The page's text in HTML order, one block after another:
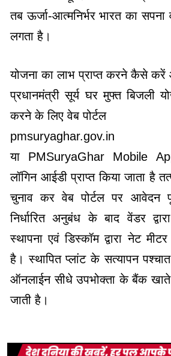
तब ऊर्जा-आत्मनिर्भर भारत का
लगता है।
योजना का लाभ प्राप्त करने कैसे
प्रधानमंत्री सूर्य घर मुफ्त बिजली
करने के लिए वेब पोर्टल
pmsuryaghar.gov.in
या PMSuryaGhar Mobile
लॉगिन आईडी प्राप्त किया जाता है
चुनाव कर वेब पोर्टल पर आवेदन
निर्धारित अनुबंध के बाद वेंडर
स्थापना एवं डिस्कॉम द्वारा नेट
है। स्थापित प्लांट के सत्यापन पश्चात
ऑनलाईन सीधे उपभोक्ता के बैंक खाते
जाती है।